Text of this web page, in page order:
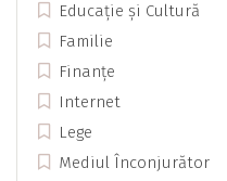
Educație și Cultură
Familie
Finanțe
Internet
Lege
Mediul Înconjurător